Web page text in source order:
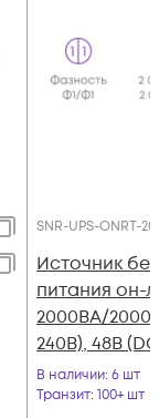
SNR-UPS-ONRT-
Источник
питания он-
2000ВА/
240В), 48В
В наличии: 6 шт
Транзит: 100+ шт